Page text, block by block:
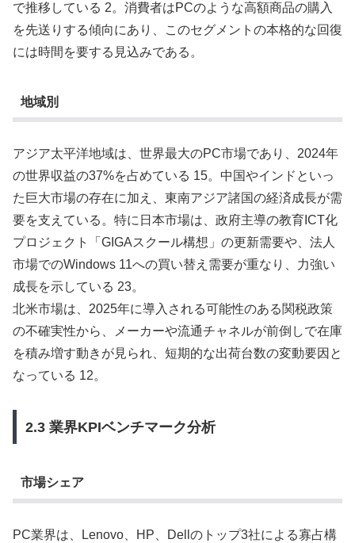
で推移している 2。消費者はPCのような高額商品の購入
を先送りする傾向にあり、このセグメントの本格的な回復
には時間を要する見込みである。
地域別
アジア太平洋地域は、世界最大のPC市場であり、2024年
の世界収益の37%を占めている 15。中国やインドといっ
た巨大市場の存在に加え、東南アジア諸国の経済成長が需
要を支えている。特に日本市場は、政府主導の教育ICT化
プロジェクト「GIGAスクール構想」の更新需要や、法人
市場でのWindows 11への買い替え需要が重なり、力強い
成長を示している 23。
北米市場は、2025年に導入される可能性のある関税政策
の不確実性から、メーカーや流通チャネルが前倒しで在庫
を積み増す動きが見られ、短期的な出荷台数の変動要因と
なっている 12。
2.3 業界KPIベンチマーク分析
市場シェア
PC業界は、Lenovo、HP、Dellのトップ3社による寡占構